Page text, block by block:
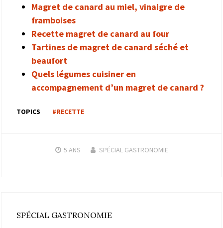
Magret de canard au miel, vinaigre de
framboises
Recette magret de canard au four
Tartines de magret de canard séché et
beaufort
Quels légumes cuisiner en
accompagnement d’un magret de canard ?
TOPICS #RECETTE
5 ANS SPÉCIAL GASTRONOMIE
SPÉCIAL GASTRONOMIE